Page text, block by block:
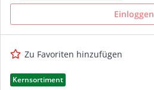
Einloggen
Zu Favoriten hinzufügen
Kernsortiment